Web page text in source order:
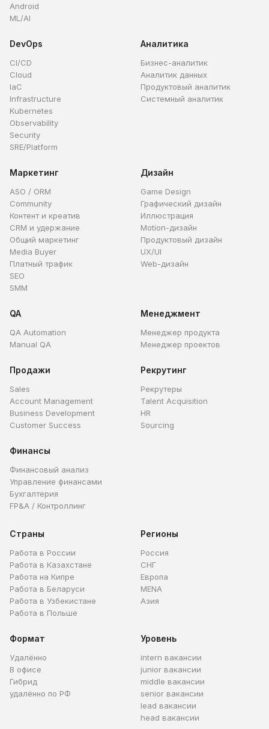
Android
ML/AI
DevOps
CI/CD
Cloud
IaC
Infrastructure
Kubernetes
Observability
Security
SRE/Platform
Аналитика
Бизнес-аналитик
Аналитик данных
Продуктовый аналитик
Системный аналитик
Маркетинг
ASO / ORM
Community
Контент и креатив
CRM и удержание
Общий маркетинг
Media Buyer
Платный трафик
SEO
SMM
Дизайн
Game Design
Графический дизайн
Иллюстрация
Motion-дизайн
Продуктовый дизайн
UX/UI
Web-дизайн
QA
QA Automation
Manual QA
Менеджмент
Менеджер продукта
Менеджер проектов
Продажи
Sales
Account Management
Business Development
Customer Success
Рекрутинг
Рекрутеры
Talent Acquisition
HR
Sourcing
Финансы
Финансовый анализ
Управление финансами
Бухгалтерия
FP&A / Контроллинг
Страны
Работа в России
Работа в Казахстане
Работа на Кипре
Работа в Беларуси
Работа в Узбекистане
Работа в Польше
Регионы
Россия
СНГ
Европа
MENA
Азия
Формат
Удалённо
В офисе
Гибрид
удалённо по РФ
Уровень
intern вакансии
junior вакансии
middle вакансии
senior вакансии
lead вакансии
head вакансии